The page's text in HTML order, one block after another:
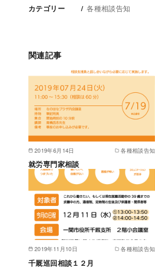
カテゴリー 各種相談告知
関連記事
2019年6月14日 各種相談告知
就労専門家相談
2019年11月10日 各種相談告知
千厩巡回相談１２月